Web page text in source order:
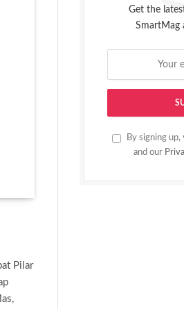
Pilar
Get the
SmartMag
By signing
and our